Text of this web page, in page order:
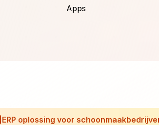
Apps
ERP oplossing voor